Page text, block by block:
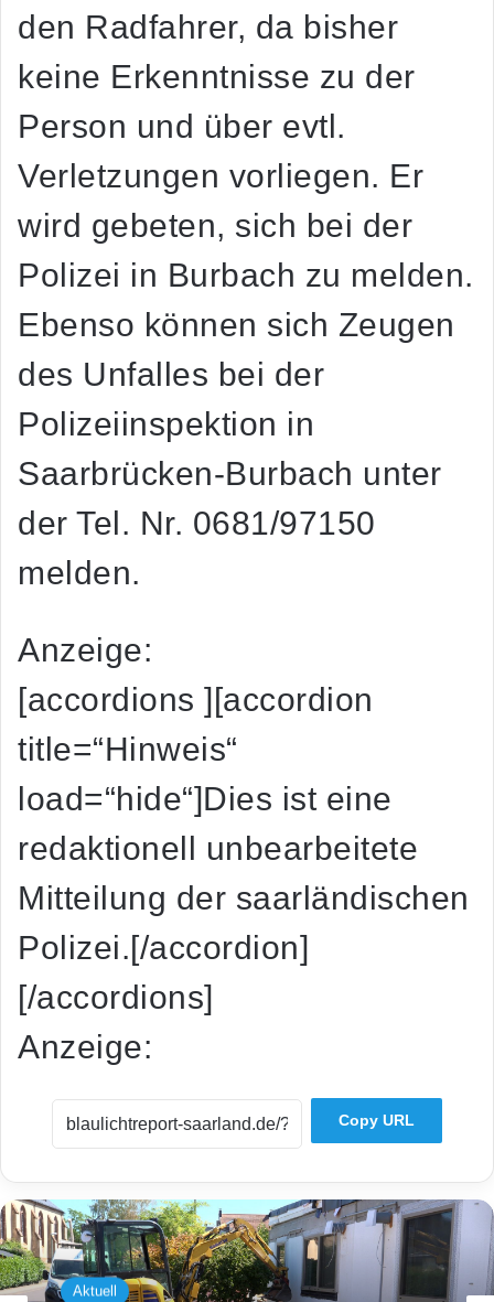
den Radfahrer, da bisher
keine Erkenntnisse zu der
Person und über evtl.
Verletzungen vorliegen. Er
wird gebeten, sich bei der
Polizei in Burbach zu melden.
Ebenso können sich Zeugen
des Unfalles bei der
Polizeiinspektion in
Saarbrücken-Burbach unter
der Tel. Nr. 0681/97150
melden.
Anzeige:
[accordions ][accordion
title=“Hinweis“
load=“hide“]Dies ist eine
redaktionell unbearbeitete
Mitteilung der saarländischen
Polizei.[/accordion]
[/accordions]
Anzeige:
Copy URL
Aktuell